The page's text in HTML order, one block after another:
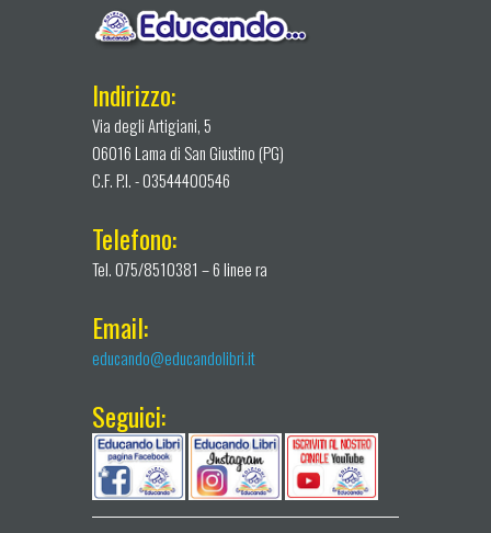
Indirizzo:
Via degli Artigiani, 5
06016 Lama di San Giustino (PG)
C.F. P.I. - 03544400546
Telefono:
Tel. 075/8510381 – 6 linee ra
Email:
educando@educandolibri.it
Seguici: